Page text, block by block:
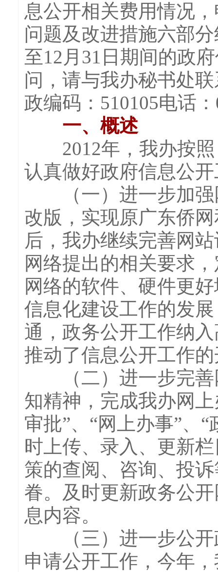
息公开相关费用情况
问题及改进措施六部
至12月31日期间的政
问，请与我办秘书处
政编码：510105电话
一、概述
2012年，我办按照
认真做好政府信息公
（一）进一步加强
改版，实现原广东侨
后，我办继续完善网
网络提出的相关要求
网络的软件、硬件更
信息化建设工作的发
通，政务公开工作纳
推动了信息公开工作
（二）进一步完善
知精神，完成我办网
审批”、“网上办事”、
时上传、录入、更新
策的查阅、咨询、投
眷。及时更新政务公
息内容。
（三）进一步公开
申请公开工作，今年